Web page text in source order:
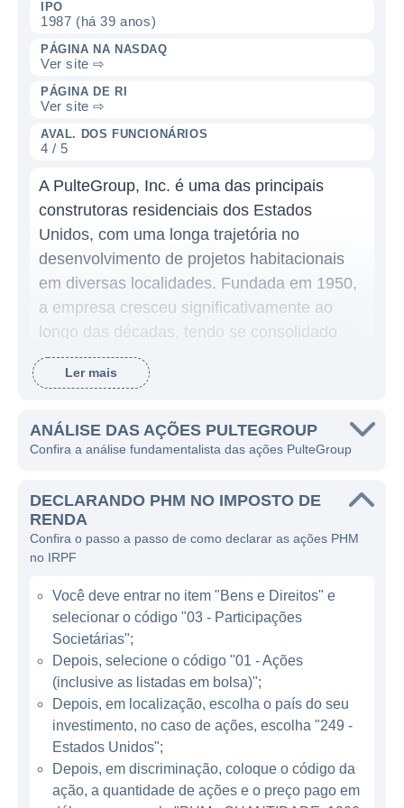
IPO
1987 (há 39 anos)
PÁGINA NA NASDAQ
Ver site ⇨
PÁGINA DE RI
Ver site ⇨
AVAL. DOS FUNCIONÁRIOS
4 / 5
A PulteGroup, Inc. é uma das principais
construtoras residenciais dos Estados
Unidos, com uma longa trajetória no
desenvolvimento de projetos habitacionais
em diversas localidades. Fundada em 1950,
a empresa cresceu significativamente ao
longo das décadas, tendo se consolidado
como uma das líderes em seu setor. A
PulteGroup opera sob vários nomes de
DiVosta Homes e Centex, cada uma focada
em diferentes nichos do mercado imobiliário.
A empresa se especializa em construir
residências unifamiliares e multifamiliares,
atendendo a uma ampla gama de
consumidores. O seu foco principal está em
desenvolver comunidades residenciais em
diversas regiões dos Estados Unidos, tanto
para compradores de primeira casa quanto
para aqueles que buscam opções de vida
para idosos. A PulteGroup adota um modelo
de negócios que combina a aquisição de
terrenos estratégicos com o desenvolvimento
de propriedades, o que lhe permite atender à
crescente demanda por habitação nos EUA.
Ler mais
ANÁLISE DAS AÇÕES PULTEGROUP
Confira a análise fundamentalista das ações PulteGroup
DECLARANDO PHM NO IMPOSTO DE
RENDA
Confira o passo a passo de como declarar as ações PHM
no IRPF
Você deve entrar no item "Bens e Direitos" e
selecionar o código "03 - Participações
Societárias";
Depois, selecione o código "01 - Ações
(inclusive as listadas em bolsa)";
Depois, em localização, escolha o país do seu
investimento, no caso de ações, escolha "249 -
Estados Unidos";
Depois, em discriminação, coloque o código da
ação, a quantidade de ações e o preço pago em